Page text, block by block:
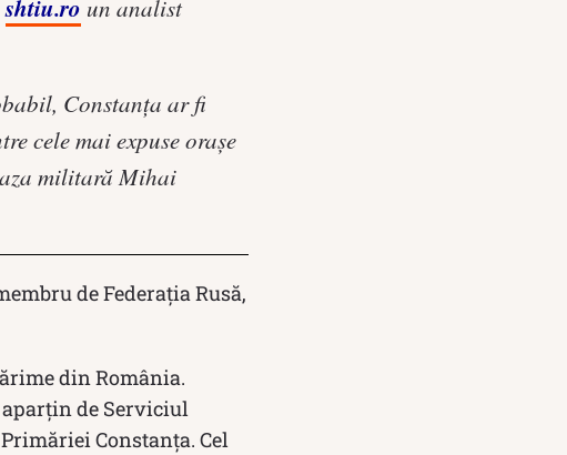
shtiu.ro un analist
Constanța ar fi
cele mai expuse orașe
militară Mihai
de Federația Rusă,
din România.
de Serviciul
Constanța. Cel